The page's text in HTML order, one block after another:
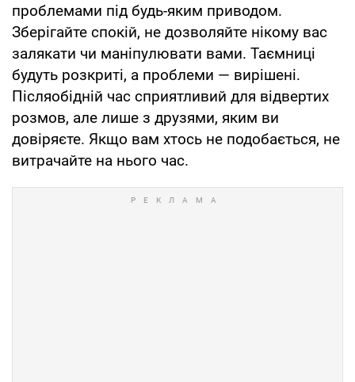
проблемами під будь-яким приводом.
Зберігайте спокій, не дозволяйте нікому вас
залякати чи маніпулювати вами. Таємниці
будуть розкриті, а проблеми — вирішені.
Післяобідній час сприятливий для відвертих
розмов, але лише з друзями, яким ви
довіряєте. Якщо вам хтось не подобається, не
витрачайте на нього час.